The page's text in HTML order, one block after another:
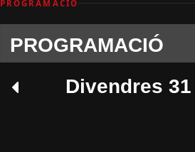
PROGRAMACIÓ
PROGRAMACIÓ
Divendres 31